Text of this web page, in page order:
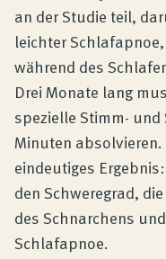
Magazin
an der Studie teil,
leichter
während des
Drei Monate lang
spezielle Stimm-
Minuten absolvieren.
eindeutiges
den Schweregrad,
des Schnarchens
Schlafapnoe.